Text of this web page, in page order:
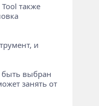
также
и
быть выбран
занять от